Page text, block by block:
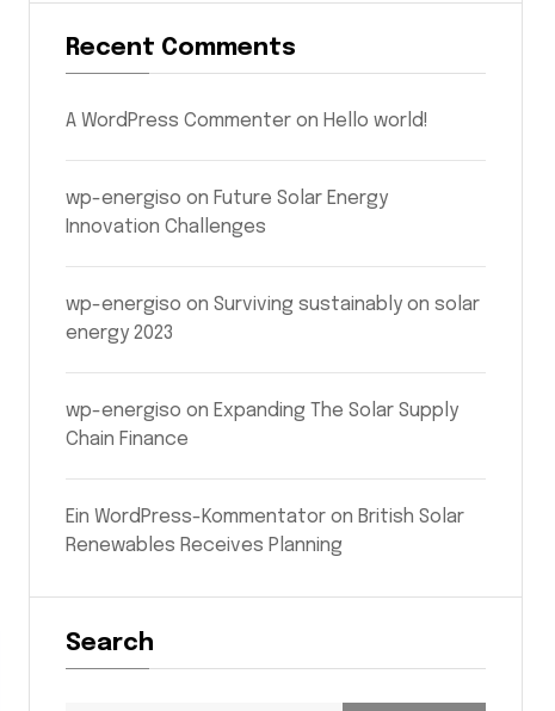
Recent Comments
A WordPress Commenter on Hello world!
wp-energiso on Future Solar Energy
Innovation Challenges
wp-energiso on Surviving sustainably on solar
energy 2023
wp-energiso on Expanding The Solar Supply
Chain Finance
Ein WordPress-Kommentator on British Solar
Renewables Receives Planning
Search